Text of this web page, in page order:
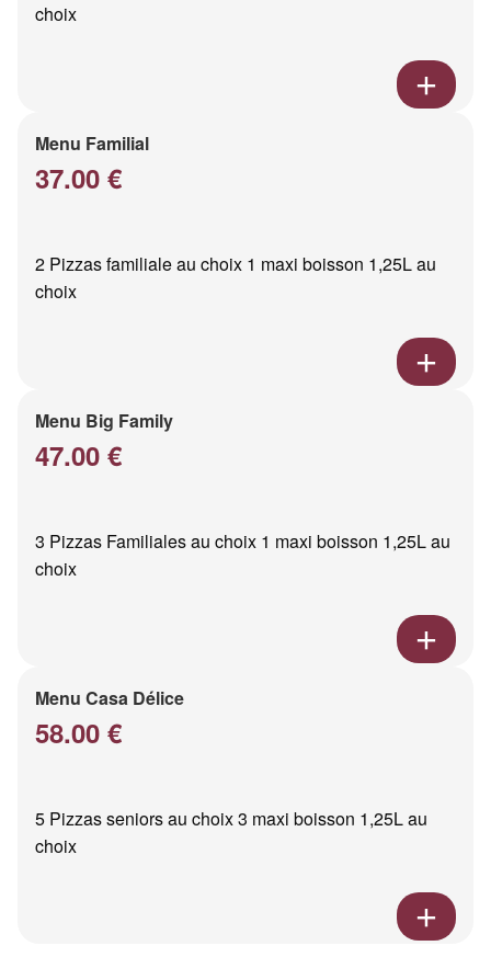
choix
Menu Familial
37.00 €
2 Pizzas familiale au choix 1 maxi boisson 1,25L au
choix
Menu Big Family
47.00 €
3 Pizzas Familiales au choix 1 maxi boisson 1,25L au
choix
Menu Casa Délice
58.00 €
5 Pizzas seniors au choix 3 maxi boisson 1,25L au
choix